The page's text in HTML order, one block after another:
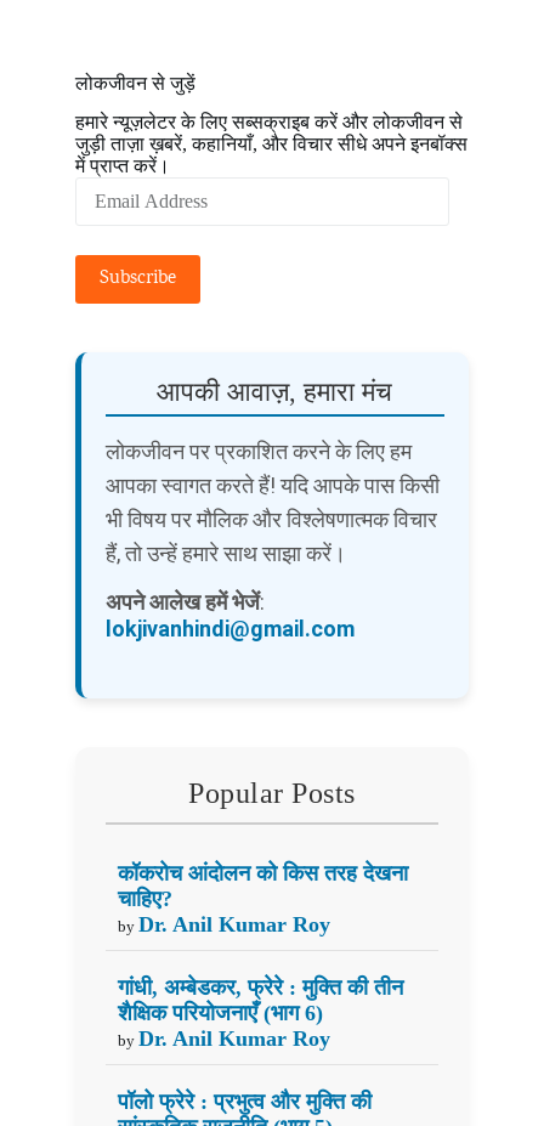
लोकजीवन से जुड़ें
हमारे न्यूज़लेटर के लिए सब्सक्राइब करें और लोकजीवन से
जुड़ी ताज़ा ख़बरें, कहानियाँ, और विचार सीधे अपने इनबॉक्स
में प्राप्त करें।
Address
Subscribe
आपकी आवाज़, हमारा मंच
लोकजीवन पर प्रकाशित करने के लिए हम
आपका स्वागत करते हैं! यदि आपके पास किसी
भी विषय पर मौलिक और विश्लेषणात्मक विचार
हैं, तो उन्हें हमारे साथ साझा करें।
अपने आलेख हमें भेजें:
lokjivanhindi@gmail.com
Popular Posts
कॉकरोच आंदोलन को किस तरह देखना
चाहिए?
by Dr. Anil Kumar Roy
गांधी, अम्बेडकर, फ्रेरे : मुक्ति की तीन
शैक्षिक परियोजनाएँ (भाग 6)
by Dr. Anil Kumar Roy
पॉलो फ्रेरे : प्रभुत्व और मुक्ति की